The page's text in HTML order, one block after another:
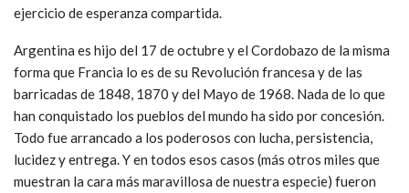
ejercicio de esperanza compartida.
Argentina es hijo del 17 de octubre y el Cordobazo de la misma
forma que Francia lo es de su Revolución francesa y de las
barricadas de 1848, 1870 y del Mayo de 1968. Nada de lo que
han conquistado los pueblos del mundo ha sido por concesión.
Todo fue arrancado a los poderosos con lucha, persistencia,
lucidez y entrega. Y en todos esos casos (más otros miles que
muestran la cara más maravillosa de nuestra especie) fueron